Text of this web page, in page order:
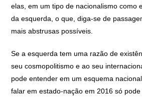
elas, em um tipo de nacionalismo como
da esquerda, o que, diga-se de
mais abstrusas possíveis.
Se a esquerda tem uma razão de
seu cosmopolitismo e ao seu
pode entender em um esquema
falar em estado-nação em 2016 só